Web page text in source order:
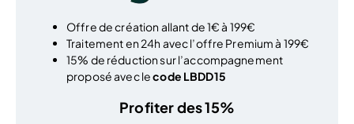
Offre de création allant de 1€ à 199€
Traitement en 24h avec l’offre Premium à 199€
15% de réduction sur l’accompagnement
proposé avec lecode LBDD15
Profiter des 15%